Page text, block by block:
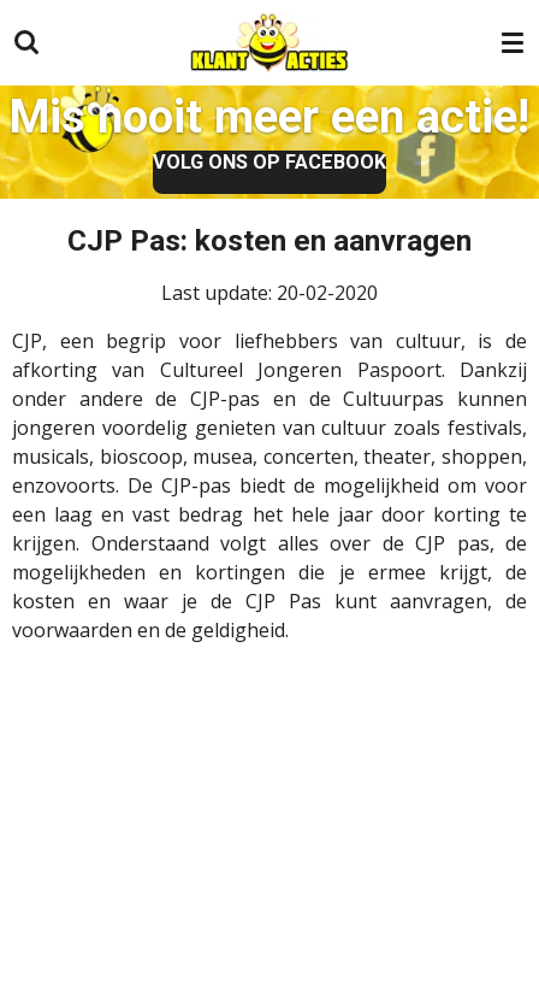
direct
naar
de
hoofdinhoud
Mis nooit meer een actie!
VOLG ONS OP FACEBOOK
CJP Pas: kosten en aanvragen
Last update: 20-02-2020
CJP, een begrip voor liefhebbers van cultuur, is de
afkorting van Cultureel Jongeren Paspoort. Dankzij
onder andere de CJP-pas en de Cultuurpas kunnen
jongeren voordelig genieten van cultuur zoals festivals,
musicals, bioscoop, musea, concerten, theater, shoppen,
enzovoorts. De CJP-pas biedt de mogelijkheid om voor
een laag en vast bedrag het hele jaar door korting te
krijgen. Onderstaand volgt alles over de CJP pas, de
mogelijkheden en kortingen die je ermee krijgt, de
kosten en waar je de CJP Pas kunt aanvragen, de
voorwaarden en de geldigheid.